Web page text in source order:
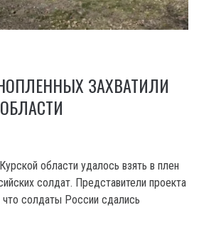
ЗАХВАТИЛИ
области удалось взять в плен
солдат. Представители проекта
солдаты России сдались